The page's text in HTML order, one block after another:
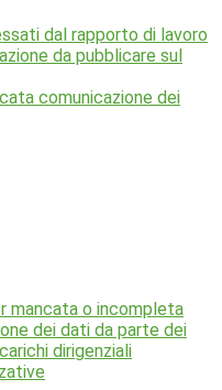
dal rapporto di lavoro
da pubblicare sul
comunicazione dei
mancata o incompleta
dei dati da parte dei
dirigenziali